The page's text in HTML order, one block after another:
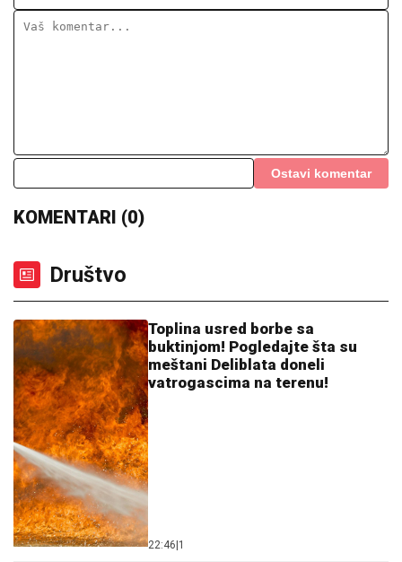
"UZNEMIREN SAM, BRAT MI JE
OKRUŽEN POŽARIMA"Darko
u Deliblatskoj peščari: "SVI SU
EVAKUISANI", otkrio koje informacije
ima
NEOBIČAN POTEZ HRVATA:Klub
promenio ime, zvaće se po evroligašu